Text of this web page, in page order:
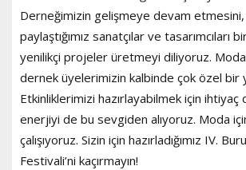
Derneğimizin gelişmeye devam etmesini,
paylaştığımız sanatçılar ve tasarımcıları
yenilikçi projeler üretmeyi diliyoruz.
dernek üyelerimizin kalbinde çok özel bir
Etkinliklerimizi hazırlayabilmek için ihtiyaç
enerjiyi de bu sevgiden alıyoruz. Moda
çalışıyoruz. Sizin için hazırladığımız IV.
Festivali’ni kaçırmayın!